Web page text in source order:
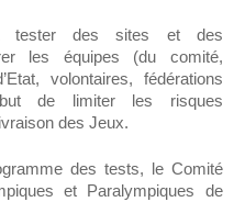
tester des sites et des
les équipes (du comité,
volontaires, fédérations
de limiter les risques
des Jeux.
des tests, le Comité
et Paralympiques de